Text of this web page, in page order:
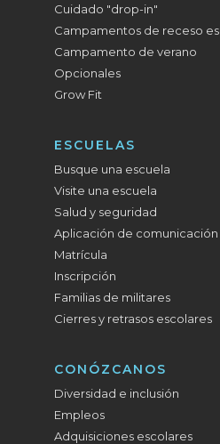
Cuidado "drop-in"
Campamentos de receso
Campamento de verano
Opcionales
Grow Fit
ESCUELAS
Busque una escuela
Visite una escuela
Salud y seguridad
Aplicación de comunicación
Matrícula
Inscripción
Familias de militares
Cierres y retrasos escolares
CONÓZCANOS
Diversidad e inclusión
Empleos
Adquisiciones escolares